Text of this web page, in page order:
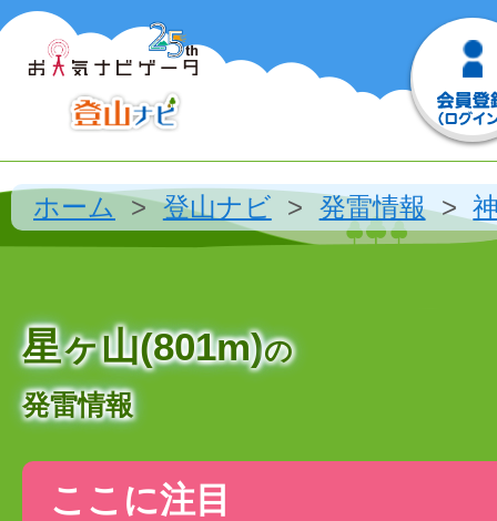
ホーム 登山ナビ 発雷情報
星ヶ山(801m)の
発雷情報
ここに注目